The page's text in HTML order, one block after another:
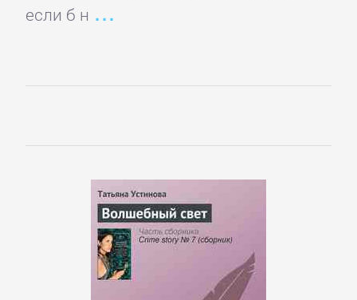
если б н
Критика
Зарубежная
Классическая